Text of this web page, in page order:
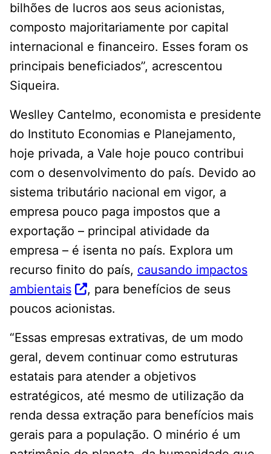
bilhões de lucros aos seus acionistas,
composto majoritariamente por capital
internacional e financeiro. Esses foram os
principais beneficiados”, acrescentou
Siqueira.
Weslley Cantelmo, economista e presidente
do Instituto Economias e Planejamento,
hoje privada, a Vale hoje pouco contribui
com o desenvolvimento do país. Devido ao
sistema tributário nacional em vigor, a
empresa pouco paga impostos que a
exportação – principal atividade da
empresa – é isenta no país. Explora um
recurso finito do país, causando impactos
ambientais
, para benefícios de seus
poucos acionistas.
“Essas empresas extrativas, de um modo
geral, devem continuar como estruturas
estatais para atender a objetivos
estratégicos, até mesmo de utilização da
renda dessa extração para benefícios mais
gerais para a população. O minério é um